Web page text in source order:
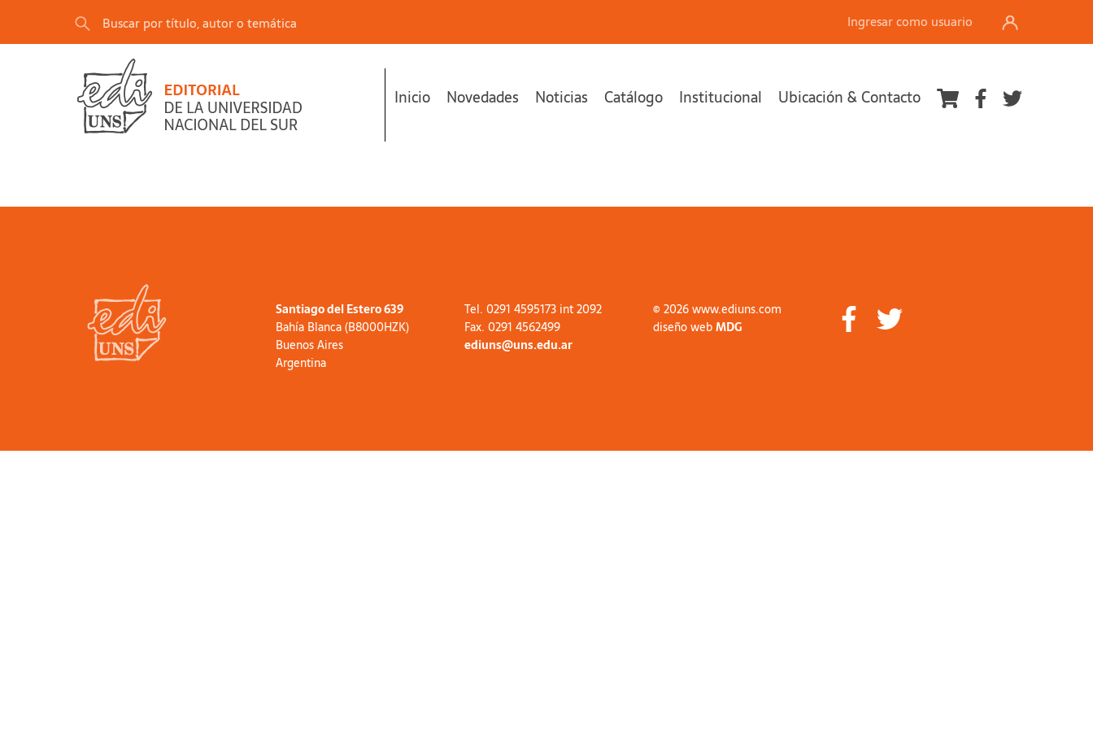
Ingresar como usuario
Inicio Novedades Noticias Catálogo Institucional Ubicación & Contacto
Santiago del Estero 639
Bahía Blanca (B8000HZK)
Buenos Aires
Argentina
Tel. 0291 4595173 int 2092
Fax. 0291 4562499
ediuns@uns.edu.ar
© 2026 www.ediuns.com
diseño webMDG